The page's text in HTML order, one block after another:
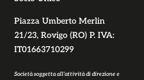
Piazza Umberto Merlin
21/23, Rovigo (RO) P. IVA:
IT01663710299
Società soggetta all’attività di direzione e